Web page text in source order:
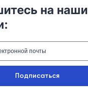
на наши
Подписаться